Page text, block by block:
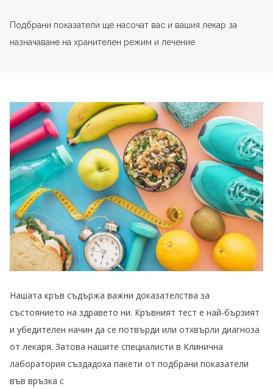
Подбрани показатели ще насочат вас и вашия лекар за
назначаване на хранителен режим и лечение
Нашата кръв съдържа важни доказателства за
състоянието на здравето ни. Кръвният тест е най-бързият
и убедителен начин да се потвърди или отхвърли диагноза
от лекаря. Затова нашите специалисти в Клинична
лаборатория създадоха пакети от подбрани показатели
във връзка с